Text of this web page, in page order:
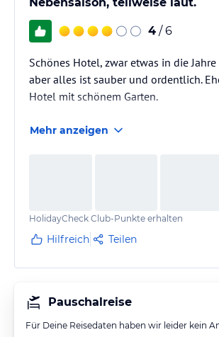
4 / 6
Schönes Hotel, zwar etwas in die
aber alles ist sauber und ordentlich.
Hotel mit schönem Garten.
Mehr anzeigen
HolidayCheck Club-Punkte erhalten
Hilfreich Teilen
Pauschalreise
Für Deine Reisedaten haben wir leider kein